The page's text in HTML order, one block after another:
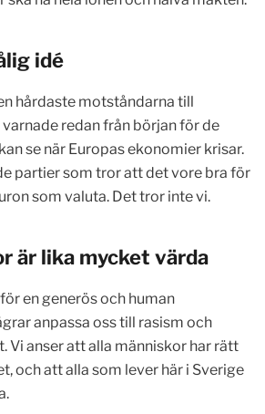
idé
hårdaste motståndarna till
redan från början för de
se när Europas ekonomier krisar.
partier som tror att det vore bra för
som valuta. Det tror inte vi.
är lika mycket värda
en generös och human
anpassa oss till rasism och
Vi anser att alla människor har rätt
och att alla som lever här i Sverige